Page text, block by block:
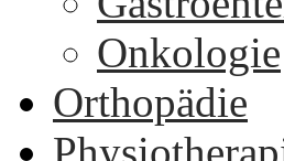
Onkologie
Orthopädie